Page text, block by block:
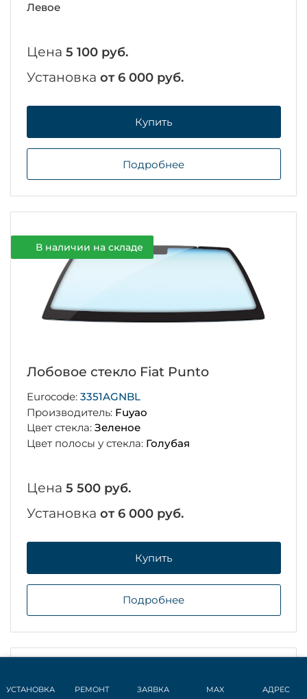
Левое
Цена 5 100 руб.
Установка от 6 000 руб.
Купить
Подробнее
В наличии на складе
Лобовое стекло Fiat Punto
Eurocode: 3351AGNBL
Производитель: Fuyao
Цвет стекла: Зеленое
Цвет полосы у стекла: Голубая
Цена 5 500 руб.
Установка от 6 000 руб.
Купить
Подробнее
УСТАНОВКА РЕМОНТ ЗАЯВКА MAX АДРЕС